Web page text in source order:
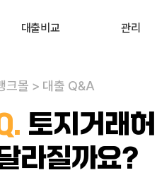
대출비교 관리
대출상담사 찾기
사업자대출
내 대출 관리
내 부동산 관리
크몰 > 대출 Q&A
토지거래
라질까요?